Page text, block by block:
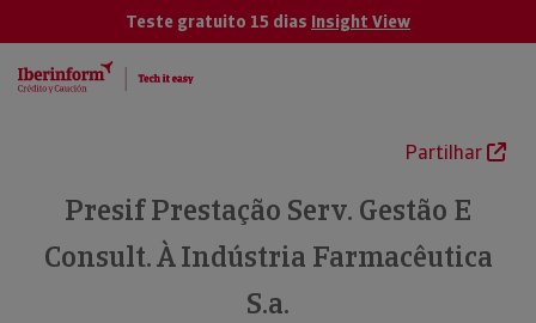
Teste gratuito 15 dias Insight View
Partilhar
Presif Prestação Serv. Gestão E
Consult. À Indústria Farmacêutica
S.a.